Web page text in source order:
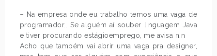
– Na empresa onde eu trabalho temos uma vaga de
programador.. Se alguém aí souber linguagem Java
e tiver procurando estágioemprego, me avisa n.n
Acho que também vai abrir uma vaga pra designer,